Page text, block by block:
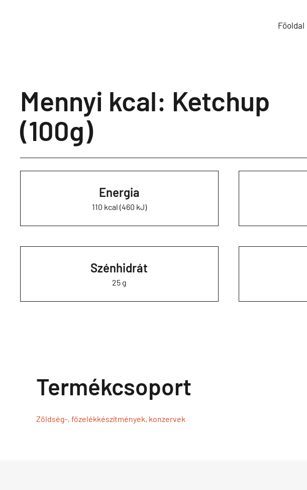
Főoldal
Mennyi kcal: Ketchup
(100g)
Energia
110 kcal (460 kJ)
Szénhidrát
25 g
Termékcsoport
Zöldség-, főzelékkészítmények, konzervek